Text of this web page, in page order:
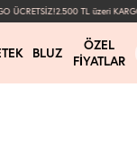
2.500 TL üzeri KARGO
BLUZ
ÖZEL
FIYATLAR